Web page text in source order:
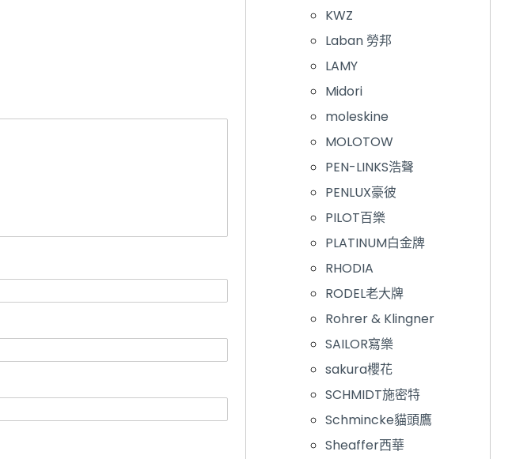
KWZ
Laban 勞邦
LAMY
Midori
moleskine
MOLOTOW
PEN-LINKS浩聲
PENLUX豪彼
PILOT百樂
PLATINUM白金牌
RHODIA
RODEL老大牌
Rohrer & Klingner
SAILOR寫樂
sakura櫻花
SCHMIDT施密特
Schmincke貓頭鷹
Sheaffer西華